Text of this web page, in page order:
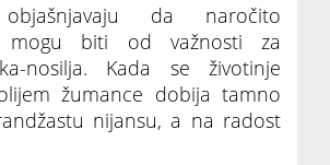
objašnjavaju da naročito
mogu biti od važnosti za
nosilja. Kada se životinje
žumance dobija tamno
nijansu, a na radost